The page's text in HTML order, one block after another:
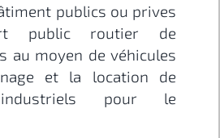
publics ou prives
public routier de
au moyen de véhicules
et la location de
pour le